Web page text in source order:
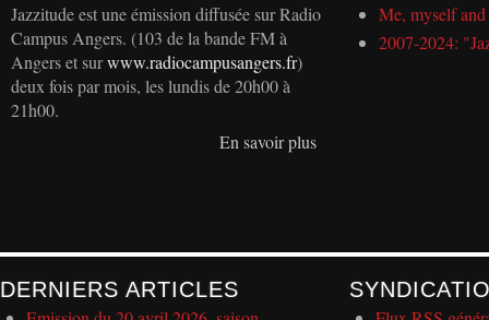
Jazzitude est une émission diffusée sur Radio
Campus Angers. (103 de la bande FM à
Angers et surwww.radiocampusangers.fr)
deux fois par mois, les lundis de 20h00 à
21h00.
En savoir plus
Me, myself
2007-2024:
DERNIERS ARTICLES